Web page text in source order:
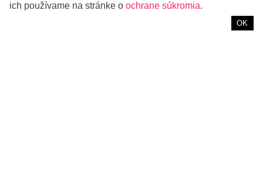
prostredie. Stačí si vybrať tie správne materiály, z ktorých je
vaše oblečenie. Našli sme krásne a cenovo dostupné kúsky,
ich používame na stránke o ochrane súkromia.
OK